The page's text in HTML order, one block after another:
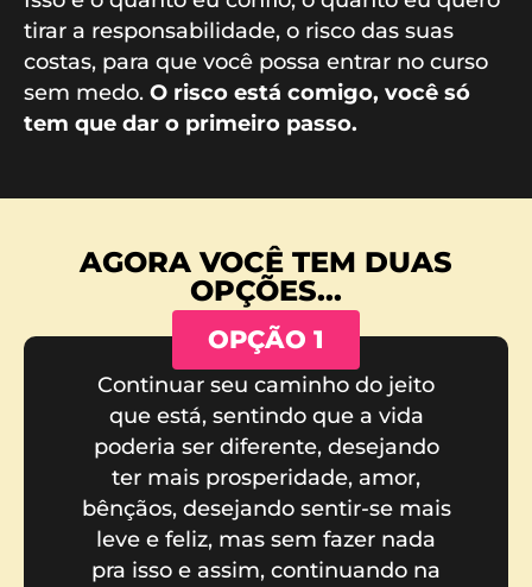
tirar a responsabilidade, o risco das suas
costas, para que você possa entrar no curso
sem medo. O risco está comigo, você só
tem que dar o primeiro passo.
AGORA VOCÊ TEM DUAS
OPÇÕES...
OPÇÃO 1
Continuar seu caminho do jeito
que está, sentindo que a vida
poderia ser diferente, desejando
ter mais prosperidade, amor,
bênçãos, desejando sentir-se mais
leve e feliz, mas sem fazer nada
pra isso e assim, continuando na